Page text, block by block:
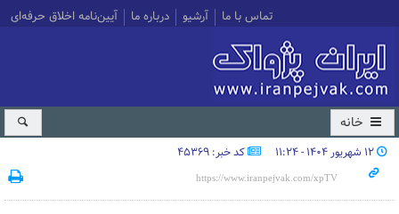
تماس با ما آرشیو درباره ما آیین‌نامه اخلاق حرفه‌ای
خانه
۱۲ شهریور ۱۴۰۴ - ۱۱:۲۴ کد خبر: 45369